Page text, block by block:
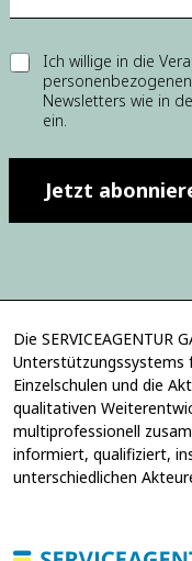
-
A
s
E
i
g
u
n
g
E
E
l
g
Ich willige in die
Newsletters wie in
ein.
Jetzt
Die SERVICEAGENTUR
Unterstützungssystems
Einzelschulen und die
qualitativen
multiprofessionell
informiert, qualifiziert,
unterschiedlichen